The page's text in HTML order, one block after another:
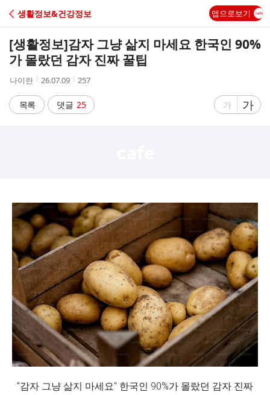
C
A
생활정보&건강정보 앱으로보기
[생활정보]감자 그냥 삶지 마세요 한국인 90%
가 몰랐던 감자 진짜 꿀팁
작
자
나이란
작
시
간
26.07.09
조
수
257
목록 댓글 25
글
가
글
자
가
"감자 그냥 삶지 마세요" 한국인 90%가 몰랐던 감자 진짜